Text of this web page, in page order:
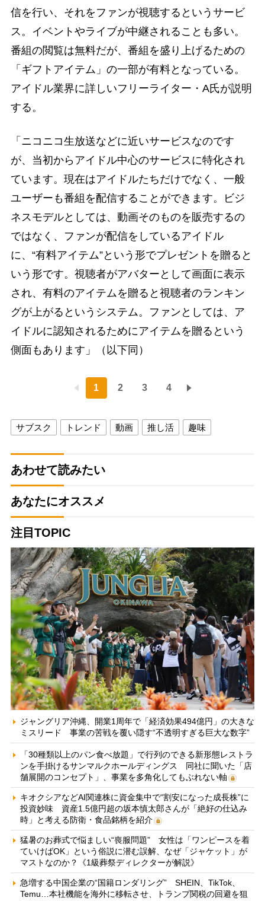
信を行い、それをファンが視聴するというサービ
ス。イベントやライブが中継されることも多い。
番組の閲覧は無料だが、番組を盛り上げるための
「ギフトアイテム」の一部が有料となっている。
アイドル業界に詳しいフリーライター・A氏が説明
する。
「ニコニコ生放送などに近いサービスなのです
が、当初からアイドル中心のサービスに特化され
ています。現在はアイドルたちだけでなく、一般
ユーザーも番組を配信することができます。ビジ
ネスモデルとしては、動画そのものを販売するの
ではなく、ファンが配信をしているアイドル
に、“有料アイテム”という形でプレゼントを贈ると
いう形です。視聴者がアバターとして画面に表示
され、有料のアイテムを贈ると視聴者のランキン
グが上がるというシステム。ファンとしては、ア
イドルに認知されるためにアイテムを贈るという
側面もあります」（以下同）
1 2 3 4
サブスク トレンド 動画 推し活 趣味
あわせて読みたい
あなたにオススメ
注目TOPIC
ジャングリア沖縄、開業1周年で「経済効果494億円」の大きな
ミスリード 事業の苦戦を覆い隠す“不透明すぎる巨大な数字”
「30種類以上のパン食べ放題」で行列のできる新形態レストラ
ンを手掛けるサンマルクホールディングス 同社に聞いた「店
舗展開のコンセプト」、事業を多角化してもぶれない軸
キオクシアなどAI関連株に資金集中で“割安になった成長株”に
投資妙味 資産1.5億円超の坂本慎太郎さんが「絶好の仕込み
時」と考える防衛・食品銘柄を紹介
猛暑のお葬式で悩ましい“喪服問題” 女性は「ワンピースを着
ていけばOK」という俗説に潜む誤解、なぜ「ジャケット」が
マストなのか？《1級葬祭ディレクターが解説》
急増する中国企業の“国籍ロンダリング” SHEIN、TikTok、
Temu…本社機能を海外に移転させ、トランプ関税の回避を狙